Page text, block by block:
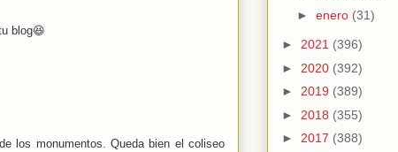
blog😆
los monumentos. Queda bien el coliseo
► enero (31)
► 2021 (396)
► 2020 (392)
► 2019 (389)
► 2018 (355)
► 2017 (388)